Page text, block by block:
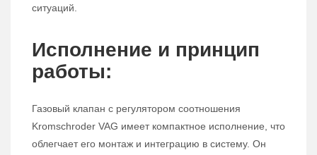
ситуаций.
Исполнение и принцип
работы:
Газовый клапан с регулятором соотношения
Kromschroder VAG имеет компактное исполнение, что
облегчает его монтаж и интеграцию в систему. Он